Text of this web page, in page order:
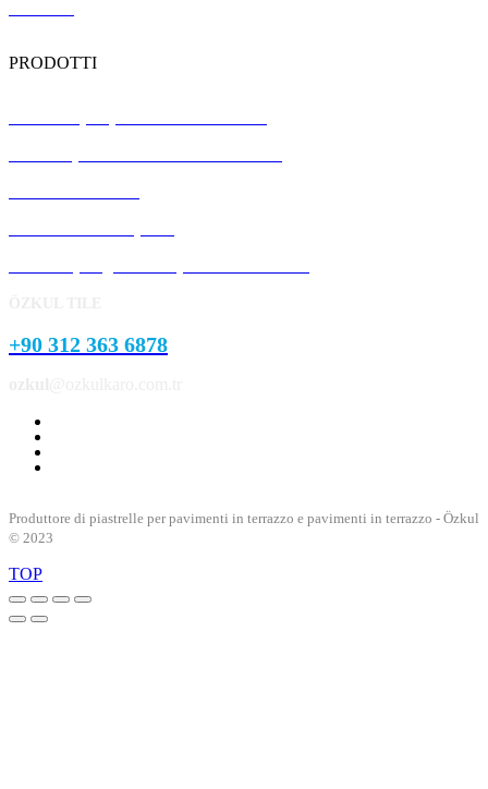
PRODOTTI
+90 312 363 6878
Produttore di piastrelle per pavimenti in terrazzo e pavimenti in terrazzo - Özkul
© 2023
TOP